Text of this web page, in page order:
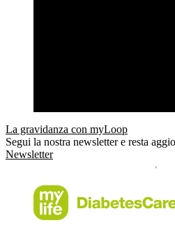
La gravidanza con myLoop
Segui la nostra newsletter e resta
Newsletter